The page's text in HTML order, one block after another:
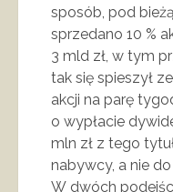
sposób, pod
sprzedano 10 %
3 mld zł, w tym
tak się spieszył
akcji na parę
o wypłacie
mln zł z tego
nabywcy, a nie
W dwóch